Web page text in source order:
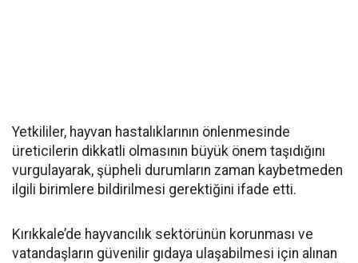
Yetkililer, hayvan hastalıklarının önlenmesinde
üreticilerin dikkatli olmasının büyük önem taşıdığını
vurgulayarak, şüpheli durumların zaman kaybetmeden
ilgili birimlere bildirilmesi gerektiğini ifade etti.
Kırıkkale’de hayvancılık sektörünün korunması ve
vatandaşların güvenilir gıdaya ulaşabilmesi için alınan